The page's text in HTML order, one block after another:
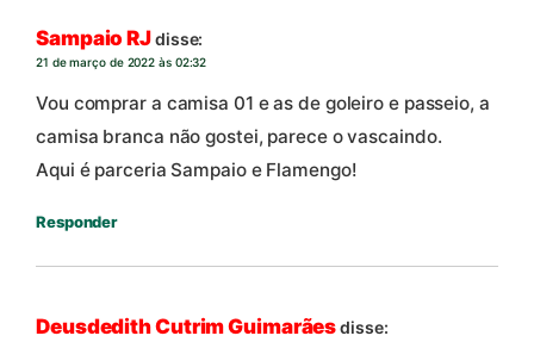
Sampaio RJdisse:
21 de março de 2022 às 02:32
Vou comprar a camisa 01 e as de goleiro e passeio, a
camisa branca não gostei, parece o vascaindo.
Aqui é parceria Sampaio e Flamengo!
Responder
Deusdedith Cutrim Guimarãesdisse: